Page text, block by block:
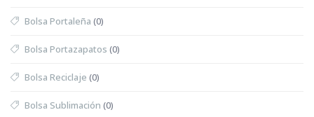
Bolsa Portaleña (0)
Bolsa Portazapatos (0)
Bolsa Reciclaje (0)
Bolsa Sublimación (0)